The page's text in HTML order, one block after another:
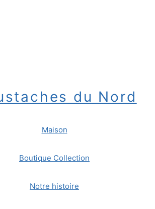
du Nord
Maison
Boutique Collection
Notre histoire